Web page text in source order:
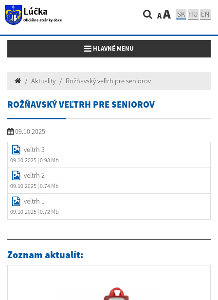
Lúčka
Oficiálne stránky obce AA SK HU EN
Toggle navigation
HLAVNÉ MENU
Aktuality Rožňavský veľtrh pre seniorov
ROŽŇAVSKÝ VEĽTRH PRE SENIOROV
09.10.2025
veľtrh 3
09.10.2025 | 0.98 Mb
veľtrh 2
09.10.2025 | 0.74 Mb
veľtrh 1
09.10.2025 | 0.72 Mb
Zoznam aktualít: